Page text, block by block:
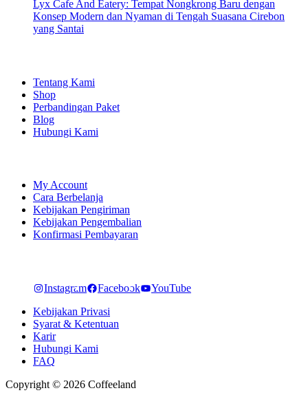
Lyx Cafe And Eatery: Tempat Nongkrong Baru dengan
Konsep Modern dan Nyaman di Tengah Suasana Cirebon
yang Santai
Tentang Kami
Shop
Perbandingan Paket
Blog
Hubungi Kami
My Account
Cara Berbelanja
Kebijakan Pengiriman
Kebijakan Pengembalian
Konfirmasi Pembayaran
Instagram Facebook
YouTube
Kebijakan Privasi
Syarat & Ketentuan
Karir
Hubungi Kami
FAQ
Copyright © 2026 Coffeeland